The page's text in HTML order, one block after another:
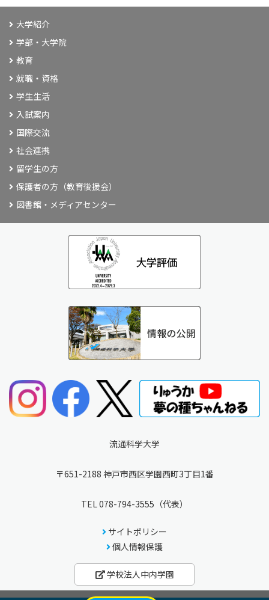
大学紹介
学部・大学院
教育
就職・資格
学生生活
入試案内
国際交流
社会連携
留学生の方
保護者の方（教育後援会）
図書館・メディアセンター
流通科学大学
〒651-2188 神戸市西区学園西町3丁目1番
TEL078-794-3555 （代表）
サイトポリシー
個人情報保護
学校法人中内学園